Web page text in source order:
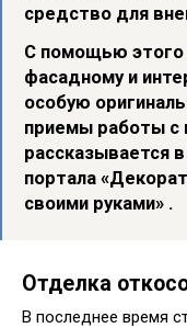
средство для
С помощью этого
фасадному и
особую
приемы работы с
рассказывается
портала
своими руками» .
Отделка
В последнее время